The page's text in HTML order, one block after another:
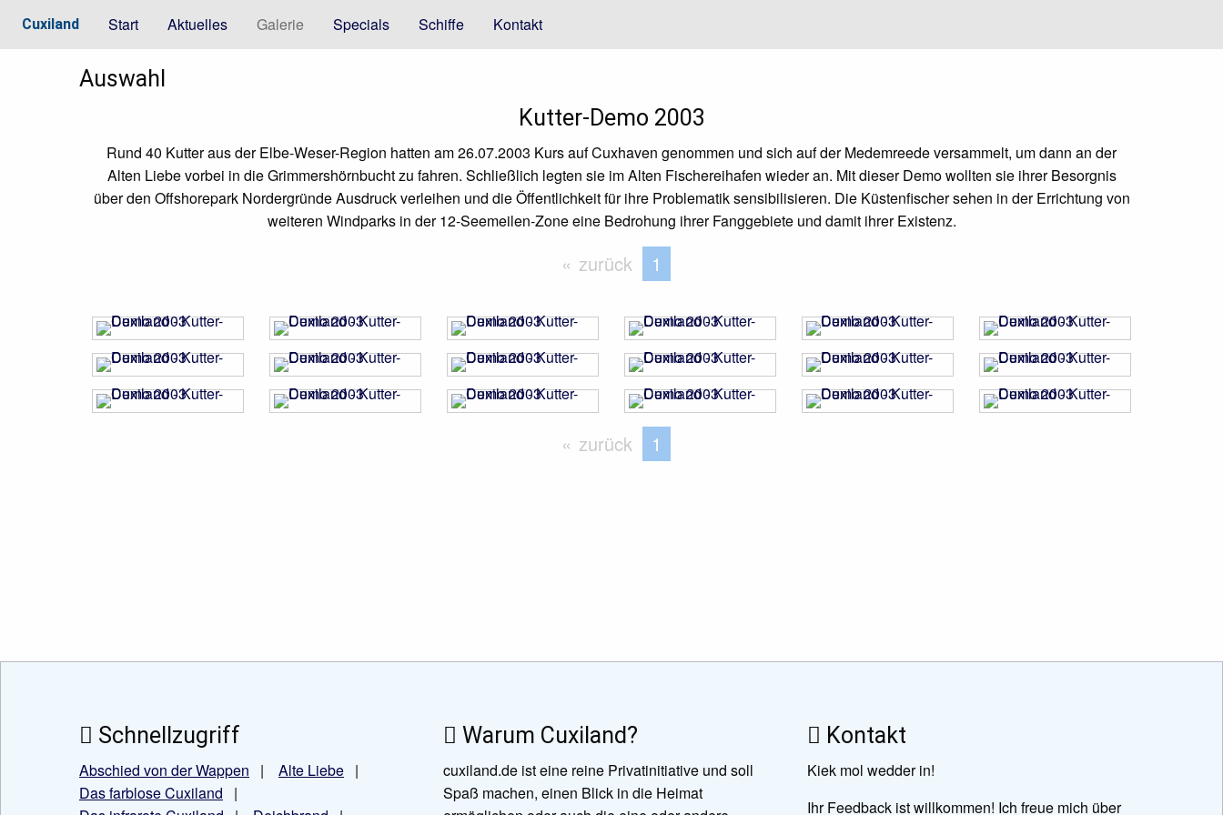
Cuxiland Start Aktuelles Galerie Specials Schiffe Kontakt
Auswahl
Kutter-Demo 2003
Rund 40 Kutter aus der Elbe-Weser-Region hatten am 26.07.2003 Kurs auf Cuxhaven genommen und sich auf der Medemreede versammelt, um dann an der
Alten Liebe vorbei in die Grimmershörnbucht zu fahren. Schließlich legten sie im Alten Fischereihafen wieder an. Mit dieser Demo wollten sie ihrer Besorgnis
über den Offshorepark Nordergründe Ausdruck verleihen und die Öffentlichkeit für ihre Problematik sensibilisieren. Die Küstenfischer sehen in der Errichtung von
weiteren Windparks in der 12-Seemeilen-Zone eine Bedrohung ihrer Fanggebiete und damit ihrer Existenz.
zurück Sie befinden sich auf Seite
1
zurück Sie befinden sich auf Seite
1
Schnellzugriff
Abschied von der Wappen | Alte Liebe |
Das farblose Cuxiland |
Warum Cuxiland?
cuxiland.de ist eine reine Privatinitiative und soll
Spaß machen, einen Blick in die Heimat
Kontakt
Kiek mol wedder in!
Ihr Feedback ist willkommen! Ich freue mich über